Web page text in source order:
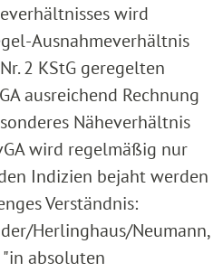
wird
Ausnahmeverhältnis
2 KStG geregelten
ausreichend Rechnung
Näheverhältnis
wird regelmäßig nur
Indizien bejaht werden
Verständnis:
Herlinghaus/Neumann,
"in absoluten